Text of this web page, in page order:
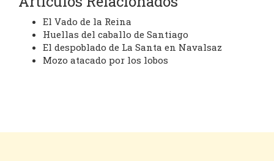
El Vado de la Reina
Huellas del caballo de Santiago
El despoblado de La Santa en Navalsaz
Mozo atacado por los lobos